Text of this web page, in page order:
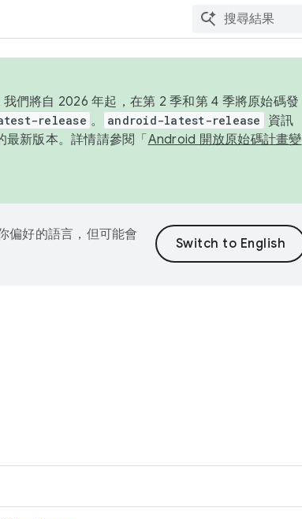
們將自 2026 年起，在第 2 季和第 4 季將原始碼發
release 。 android-latest-release
資訊
新版本。詳情請參閱「 Android 開放原始碼計畫變
偏好的語言，但可能會